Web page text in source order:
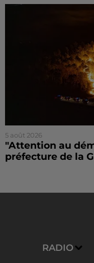
5 août 2026
"Attention au
préfecture de la
RADIO